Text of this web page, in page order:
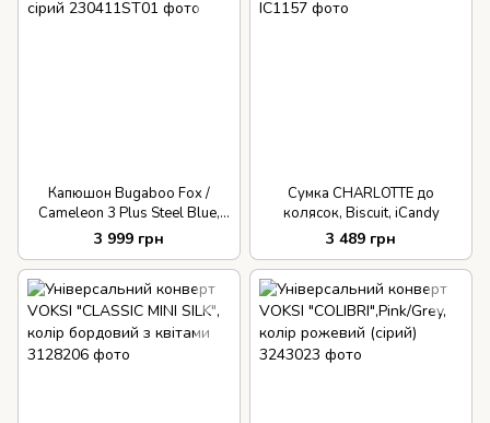
Капюшон Bugaboo Fox /
Cameleon 3 Plus Steel Blue,
сірий
3 999 грн
Сумка CHARLOTTE до
колясок, Biscuit, iCandy
3 489 грн